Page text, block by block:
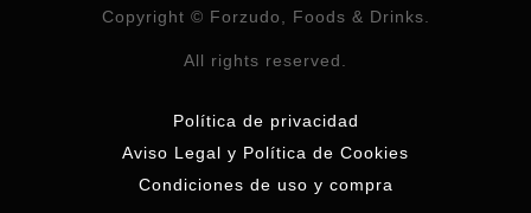
Copyright © Forzudo, Foods & Drinks.
All rights reserved.
Política de privacidad
Aviso Legal y Política de Cookies
Condiciones de uso y compra